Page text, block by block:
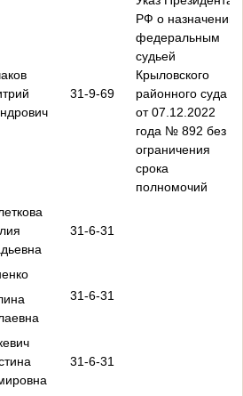
31-9-69
РФ о назначении
федеральным
судьей
Крыловского
районного суда
от 07.12.2022
года № 892 без
ограничения
срока
полномочий
31-6-31
31-6-31
31-6-31